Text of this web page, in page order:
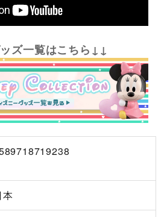
ズ一覧はこちら↓↓
本